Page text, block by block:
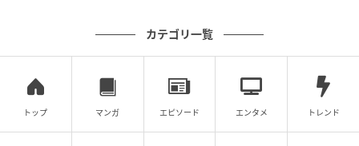
カテゴリ一覧
トップ マンガ エピソード エンタメ トレンド